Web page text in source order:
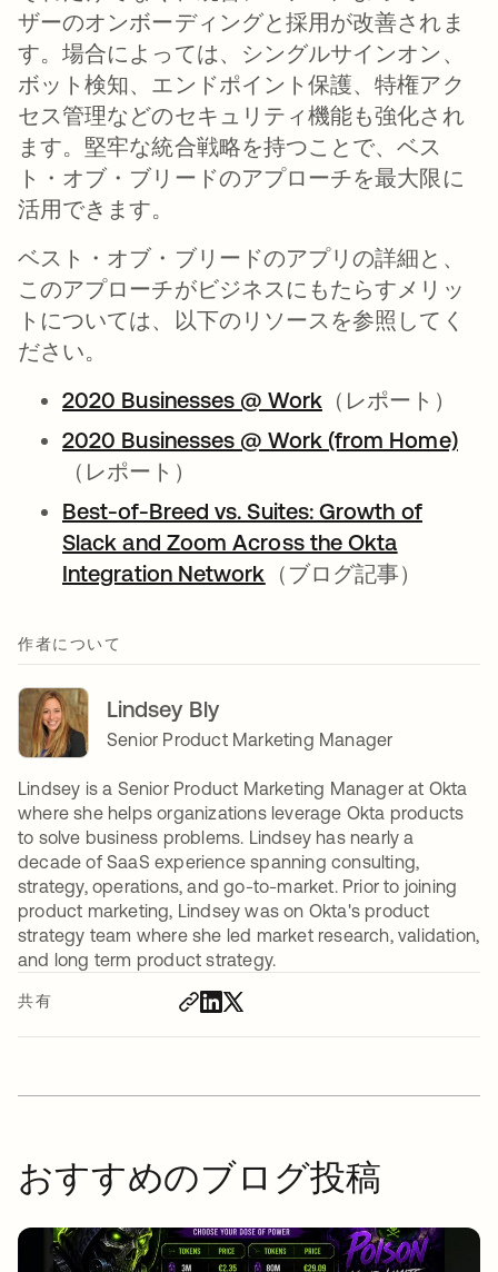
共有
ザーのオンボーディングと採用が改善されま
す。場合によっては、シングルサインオン、
ボット検知、エンドポイント保護、特権アク
セス管理などのセキュリティ機能も強化され
ます。堅牢な統合戦略を持つことで、ベス
ト・オブ・ブリードのアプローチを最大限に
活用できます。
ベスト・オブ・ブリードのアプリの詳細と、
このアプローチがビジネスにもたらすメリッ
トについては、以下のリソースを参照してく
ださい。
2020 Businesses @ Work （レポート）
2020 Businesses @ Work (from Home)
（レポート）
Best-of-Breed vs. Suites: Growth of
Slack and Zoom Across the Okta
Integration Network （ブログ記事）
作者について
Lindsey Bly
Senior Product Marketing Manager
Lindsey is a Senior Product Marketing Manager at Okta
where she helps organizations leverage Okta products
to solve business problems. Lindsey has nearly a
decade of SaaS experience spanning consulting,
strategy, operations, and go-to-market. Prior to joining
product marketing, Lindsey was on Okta's product
strategy team where she led market research, validation,
and long term product strategy.
おすすめのブログ投稿